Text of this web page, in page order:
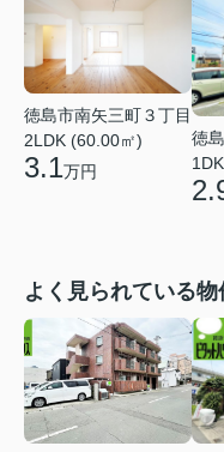
徳島市南矢三町３丁目
2LDK (60.00㎡)
3.1万円
徳
よく見られている物